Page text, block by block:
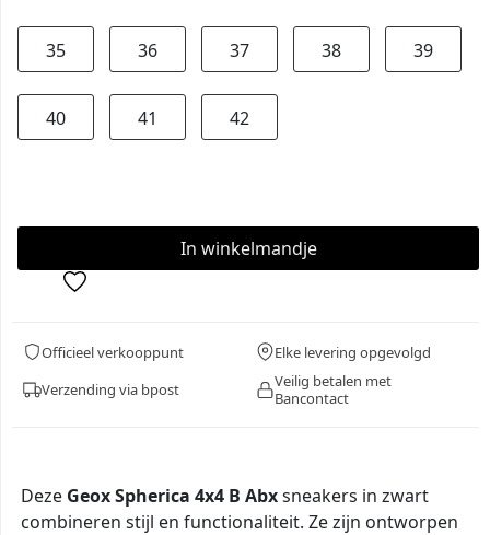
35 36 37 38 39
40 41 42
Officieel verkooppunt
Elke levering opgevolgd
Verzending via bpost
Veilig betalen met
Bancontact
Deze Geox Spherica 4x4 B Abxsneakers in zwart
combineren stijl en functionaliteit. Ze zijn ontworpen